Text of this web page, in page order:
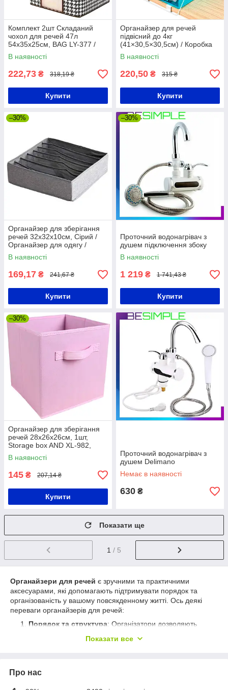
Комплект 2шт Складаний
чохол для речей 47л
54х35х25см, BAG LY-377 /
Органайзер для одягу /
Органайзер для речей
В наявності
222,73 ₴ 318,19 ₴
Купити
Органайзер для речей
підвісний до 4кг
(41×30,5×30,5см) / Коробка
органайзер / Органайзер для
одягу
В наявності
220,50 ₴ 315 ₴
Купити
–30%
Органайзер для зберігання
речей 32x32x10см, Сірий /
Органайзер для одягу /
Органайзер для нижньої
білизни
В наявності
169,17 ₴ 241,67 ₴
Купити
–30%
Проточний водонагрівач з
душем підключення збоку
В наявності
1 219 ₴ 1 741,43 ₴
Купити
–30%
Органайзер для зберігання
речей 28x26x26см, 1шт,
Storage box AND XL-982,
Рожевий / Складні коробки
для зберігання одягу
В наявності
145 ₴ 207,14 ₴
Купити
Проточний водонагрівач з
душем Delimano
Немає в наявності
630 ₴
Показати ще
1 / 5
Органайзери для речей є зручними та практичними
аксесуарами, які допомагають підтримувати порядок та
організованість у вашому повсякденному житті. Ось деякі
переваги органайзерів для речей:
Порядок та структура: Організатори дозволяють
окремі відсіки, кишені, комірки або підвісні елементи
Економія місця
Показати все
Про нас